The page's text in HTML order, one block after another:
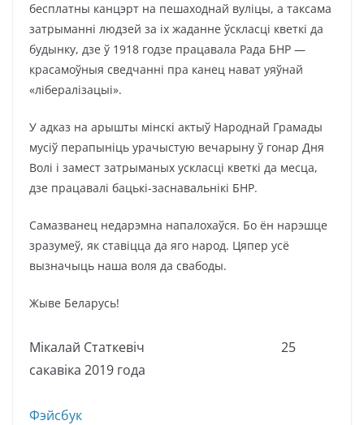
бесплатны канцэрт на пешаходнай вуліцы, а таксама
затрыманні людзей за іх жаданне ўскласці кветкі да
будынку, дзе ў 1918 годзе працавала Рада БНР —
красамоўныя сведчанні пра канец нават уяўнай
«лібералізацыі».
У адказ на арышты мінскі актыў Народнай Грамады
мусіў перапыніць урачыстую вечарыну ў гонар Дня
Волі і замест затрыманых ускласці кветкі да месца,
дзе працавалі бацькі-заснавальнікі БНР.
Самазванец недарэмна напалохаўся. Бо ён нарэшце
зразумеў, як ставіцца да яго народ. Цяпер усё
вызначыць наша воля да свабоды.
Жыве Беларусь!
Мікалай Статкевіч 25
сакавіка 2019 года
Фэйсбук